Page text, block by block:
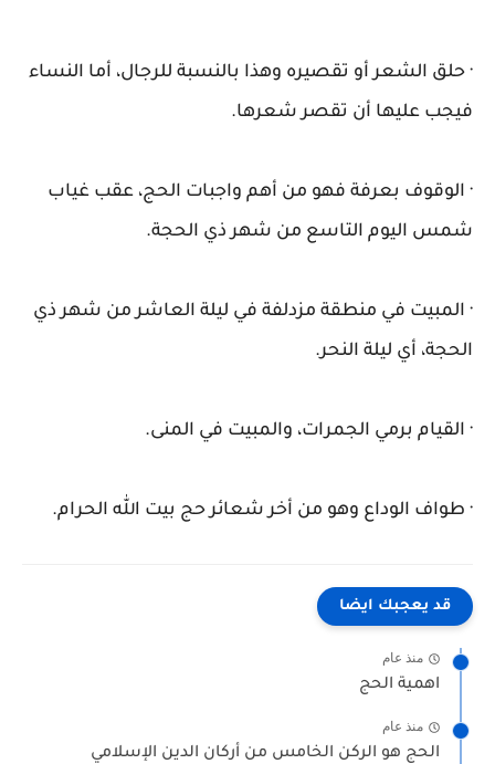
· حلق الشعر أو تقصيره وهذا بالنسبة للرجال، أما النساء
فيجب عليها أن تقصر شعرها.
· الوقوف بعرفة فهو من أهم واجبات الحج، عقب غياب
شمس اليوم التاسع من شهر ذي الحجة.
· المبيت في منطقة مزدلفة في ليلة العاشر من شهر ذي
الحجة، أي ليلة النحر.
· القيام برمي الجمرات، والمبيت في المنى.
· طواف الوداع وهو من أخر شعائر حج بيت الله الحرام.
قد يعجبك ايضا
منذ عام
اهمية الحج
منذ عام
الحج هو الركن الخامس من أركان الدين الإسلامي